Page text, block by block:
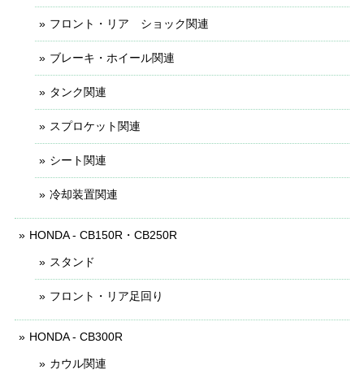
フロント・リア ショック関連
ブレーキ・ホイール関連
タンク関連
スプロケット関連
シート関連
冷却装置関連
HONDA - CB150R・CB250R
スタンド
フロント・リア足回り
HONDA - CB300R
カウル関連